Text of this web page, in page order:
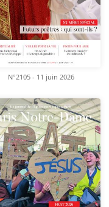
N°2105 - 11 juin 2026